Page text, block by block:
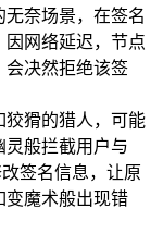
奈场景，在签名
网络延迟，节点
会决然拒绝该签
狡猾的猎人，可能
灵般拦截用户与
签名信息，让原
变魔术般出现错